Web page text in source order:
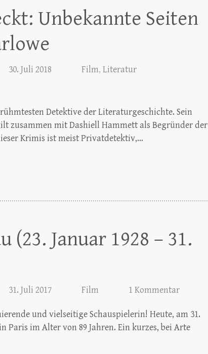
Unbekannte Seiten
30. Juli 2018 Film, Literatur
Detektive der Literaturgeschichte. Sein
zusammen mit Dashiell Hammett als Begründer der
Krimis ist meist Privatdetektiv,…
(23. Januar 1928 – 31.
31. Juli 2017 Film 1 Kommentar
und vielseitige Schauspielerin! Heute, am 31.
Paris im Alter von 89 Jahren. Ein kurzes, bei Arte